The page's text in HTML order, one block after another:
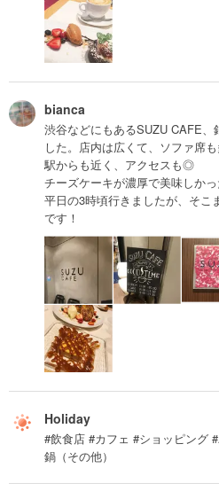
bianca
渋谷などにもあるSUZU CAFE、
した。店内は広くて、ソファ席
駅からも近く、アクセスも◎
チーズケーキが濃厚で美味しか
平日の3時頃行きましたが、そこ
です！
Holiday
#飲食店 #カフェ #ショッピング
鍋（その他）